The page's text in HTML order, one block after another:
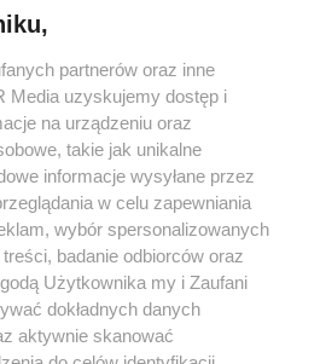
serwisie nie może być powielany i
rozpowszechniany w jakikolwiek sposób
mechaniczny) na jakimkolwiek polu
włącznie z umieszczaniem w
właściciela praw. Jakiekolwiek użycie
całości lub w części z naruszeniem
jest zabronione pod groźbą kary i
partnerów oraz inne
Media uzyskujemy dostęp i
na urządzeniu oraz
takie jak unikalne
informacje wysyłane przez
w celu zapewniania
wybór spersonalizowanych
badanie odbiorców oraz
Użytkownika my i Zaufani
dokładnych danych
aktywnie skanować